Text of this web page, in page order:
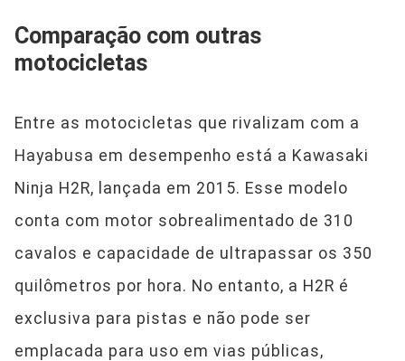
Comparação com outras
motocicletas
Entre as motocicletas que rivalizam com a
Hayabusa em desempenho está a Kawasaki
Ninja H2R, lançada em 2015. Esse modelo
conta com motor sobrealimentado de 310
cavalos e capacidade de ultrapassar os 350
quilômetros por hora. No entanto, a H2R é
exclusiva para pistas e não pode ser
emplacada para uso em vias públicas,